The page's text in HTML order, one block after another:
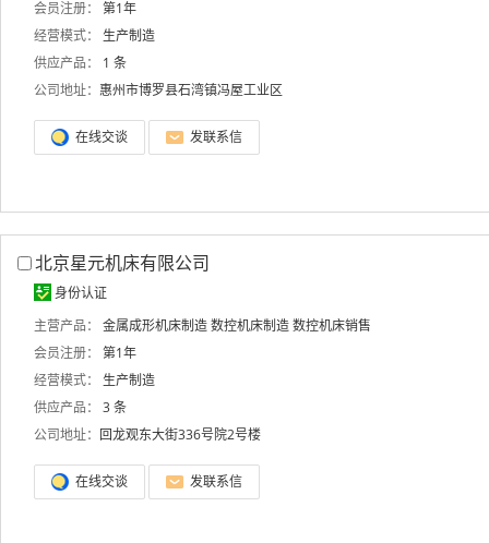
会员注册：
第1年
经营模式：
生产制造
供应产品：
1 条
公司地址： 惠州市博罗县石湾镇冯屋工业区
在线交谈 发联系信
北京星元机床有限公司
身份认证
主营产品：
金属成形机床制造数控机床制造数控机床销售
会员注册：
第1年
经营模式：
生产制造
供应产品：
3 条
公司地址： 回龙观东大街336号院2号楼
在线交谈 发联系信